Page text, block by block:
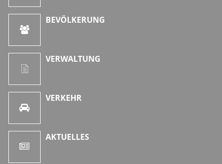
BEVÖLKERUNG
VERWALTUNG
VERKEHR
AKTUELLES